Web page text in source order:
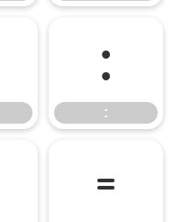
:
:
=